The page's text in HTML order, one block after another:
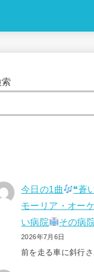
索
今日の1曲 ❝蒼
モーリア・オー
い病院
その病
2026年7月6日
前を走る車に斜行